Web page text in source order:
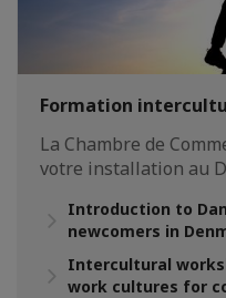
Formation
La Chambre de
votre installation au
Introduction to
newcomers in
Intercultural
work cultures for